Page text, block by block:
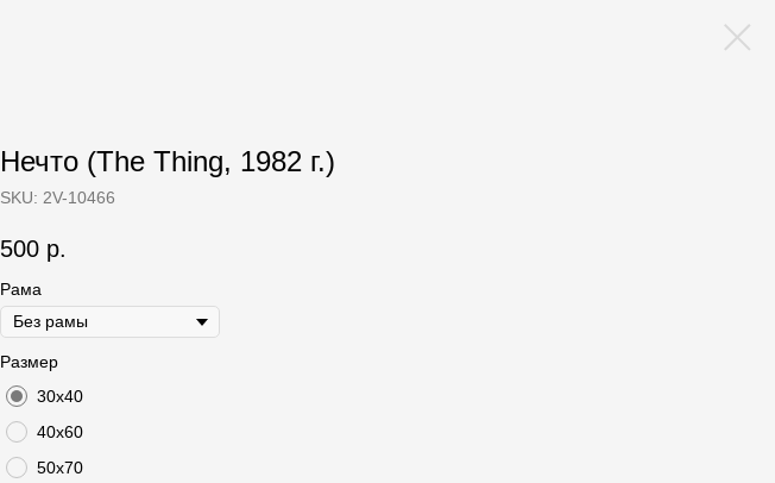
Нечто (The Thing, 1982 г.)
SKU: 2V-10466
500 р.
Рама
Размер
30х40
40х60
50х70